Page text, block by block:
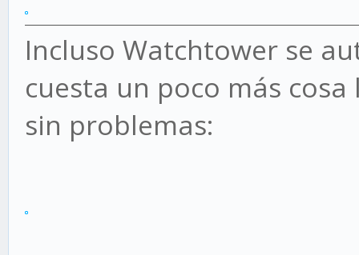
Incluso Watchtower se
cuesta un poco más
sin problemas: